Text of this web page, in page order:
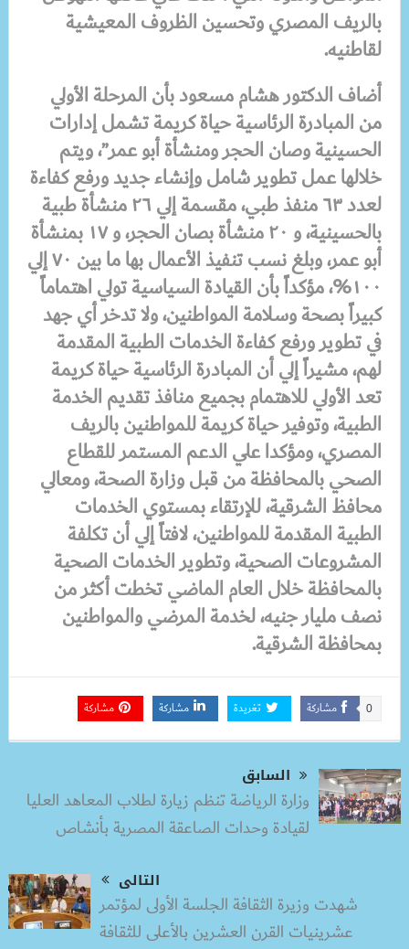
بالريف المصري وتحسين الظروف المعيشية
لقاطنيه.
أضاف الدكتور هشام مسعود بأن المرحلة الأولي
من المبادرة الرئاسية حياة كريمة تشمل إدارات
الحسينية وصان الحجر ومنشأة أبو عمر”، ويتم
خلالها عمل تطوير شامل وإنشاء جديد ورفع كفاءة
لعدد ٦٣ منفذ طبي، مقسمة إلي ٢٦ منشأة طبية
بالحسينية، و ٢٠ منشأة بصان الحجر، و ١٧ بمنشأة
أبو عمر، وبلغ نسب تنفيذ الأعمال بها ما بين ٧٠ إلي
١٠٠%، مؤكداً بأن القيادة السياسية تولي اهتماماً
كبيراً بصحة وسلامة المواطنين، ولا تدخر أي جهد
في تطوير ورفع كفاءة الخدمات الطبية المقدمة
لهم، مشيراً إلي أن المبادرة الرئاسية حياة كريمة
تعد الأولي للاهتمام بجميع منافذ تقديم الخدمة
الطبية، وتوفير حياة كريمة للمواطنين بالريف
المصري، ومؤكدا علي الدعم المستمر للقطاع
الصحي بالمحافظة من قبل وزارة الصحة، ومعالي
محافظ الشرقية، للإرتقاء بمستوي الخدمات
الطبية المقدمة للمواطنين، لافتاً إلي أن تكلفة
المشروعات الصحية، وتطوير الخدمات الصحية
بالمحافظة خلال العام الماضي تخطت أكثر من
نصف مليار جنيه، لخدمة المرضي والمواطنين
بمحافظة الشرقية.
مشاركة 0 تغريدة مشاركة مشاركة
السابق
وزارة الرياضة تنظم زيارة لطلاب المعاهد العليا
لقيادة وحدات الصاعقة المصرية بأنشاص
التالى
شهدت وزيرة الثقافة الجلسة الأولى لمؤتمر
عشرينيات القرن العشرين بالأعلى للثقافة